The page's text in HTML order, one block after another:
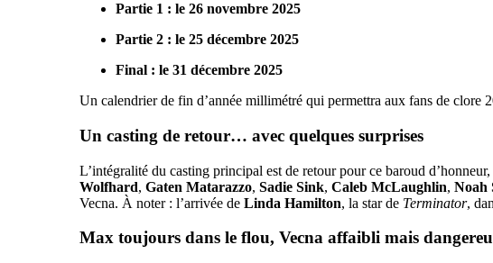
Partie 1 : le 26 novembre 2025
Partie 2 : le 25 décembre 2025
Final : le 31 décembre 2025
Un calendrier de fin d’année millimétré qui permettra aux fans de clore
Un casting de retour… avec quelques surprises
L’intégralité du casting principal est de retour pour ce baroud d’honneur,
Wolfhard, Gaten Matarazzo, Sadie Sink, Caleb McLaughlin, Noah
Vecna. À noter : l’arrivée de Linda Hamilton, la star de Terminator,
Max toujours dans le flou, Vecna affaibli mais